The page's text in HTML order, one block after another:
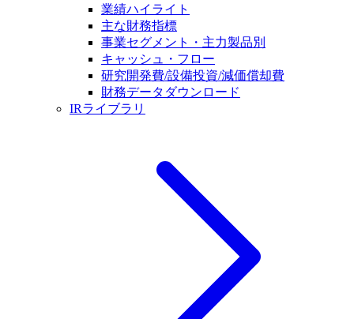
業績ハイライト
主な財務指標
事業セグメント・主力製品別
キャッシュ・フロー
研究開発費/設備投資/減価償却費
財務データダウンロード
IRライブラリ